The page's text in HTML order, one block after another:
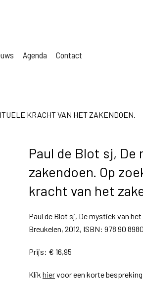
Agenda Contact
KRACHT VAN HET ZAKENDOEN.
Paul de Blot sj, De
zakendoen. Op
kracht van het
Paul de Blot sj, De mystiek van
Breukelen, 2012, ISBN: 978 90
Prijs: € 16,95
Klik hiervoor een korte